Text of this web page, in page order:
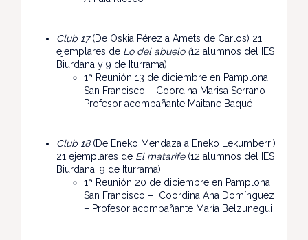
Club 17(De Oskia Pérez a Amets de Carlos) 21
ejemplares de Lo del abuelo (12 alumnos del IES
Biurdana y 9 de Iturrama)
1ª Reunión 13 de diciembre en Pamplona
San Francisco – Coordina Marisa Serrano –
Profesor acompañante Maitane Baqué
Club 18(De Eneko Mendaza a Eneko Lekumberri)
21 ejemplares de El matarife (12 alumnos del IES
Biurdana, 9 de Iturrama)
1ª Reunión 20 de diciembre en Pamplona
San Francisco – Coordina Ana Domínguez
– Profesor acompañante María Belzunegui